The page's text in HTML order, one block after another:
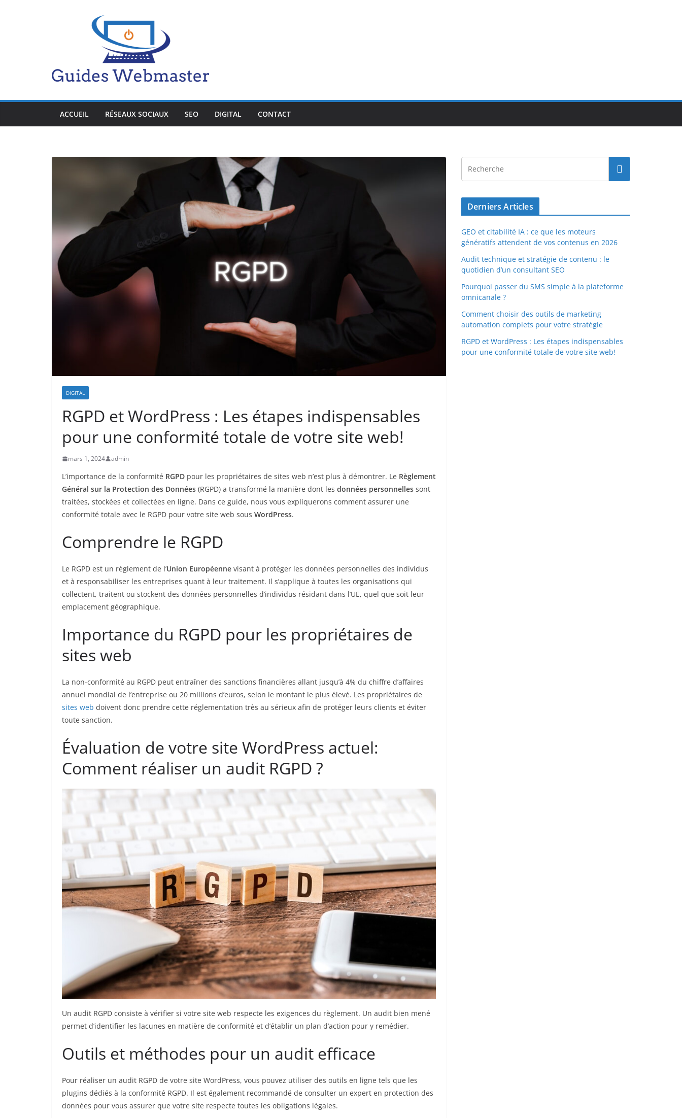
ACCUEIL RÉSEAUX SOCIAUX SEO DIGITAL CONTACT
DIGITAL
RGPD et WordPress : Les étapes indispensables
pour une conformité totale de votre site web!
mars 1, 2024 admin
L’importance de la conformité RGPD pour les propriétaires de sites web n’est plus à démontrer. Le Règlement
Général sur la Protection des Données (RGPD) a transformé la manière dont les données personnelles sont
traitées, stockées et collectées en ligne. Dans ce guide, nous vous expliquerons comment assurer une
conformité totale avec le RGPD pour votre site web sous WordPress.
Comprendre le RGPD
Le RGPD est un règlement de l’Union Européenne visant à protéger les données personnelles des individus
et à responsabiliser les entreprises quant à leur traitement. Il s’applique à toutes les organisations qui
collectent, traitent ou stockent des données personnelles d’individus résidant dans l’UE, quel que soit leur
emplacement géographique.
Importance du RGPD pour les propriétaires de
sites web
La non-conformité au RGPD peut entraîner des sanctions financières allant jusqu’à 4% du chiffre d’affaires
annuel mondial de l’entreprise ou 20 millions d’euros, selon le montant le plus élevé. Les propriétaires de
sites web doivent donc prendre cette réglementation très au sérieux afin de protéger leurs clients et éviter
toute sanction.
Évaluation de votre site WordPress actuel:
Comment réaliser un audit RGPD ?
Un audit RGPD consiste à vérifier si votre site web respecte les exigences du règlement. Un audit bien mené
permet d’identifier les lacunes en matière de conformité et d’établir un plan d’action pour y remédier.
Outils et méthodes pour un audit efficace
Pour réaliser un audit RGPD de votre site WordPress, vous pouvez utiliser des outils en ligne tels que les
plugins dédiés à la conformité RGPD. Il est également recommandé de consulter un expert en protection des
données pour vous assurer que votre site respecte toutes les obligations légales.
Derniers Articles
GEO et citabilité IA : ce que les moteurs
génératifs attendent de vos contenus en 2026
Audit technique et stratégie de contenu : le
quotidien d’un consultant SEO
Pourquoi passer du SMS simple à la plateforme
omnicanale ?
Comment choisir des outils de marketing
automation complets pour votre stratégie
RGPD et WordPress : Les étapes indispensables
pour une conformité totale de votre site web!